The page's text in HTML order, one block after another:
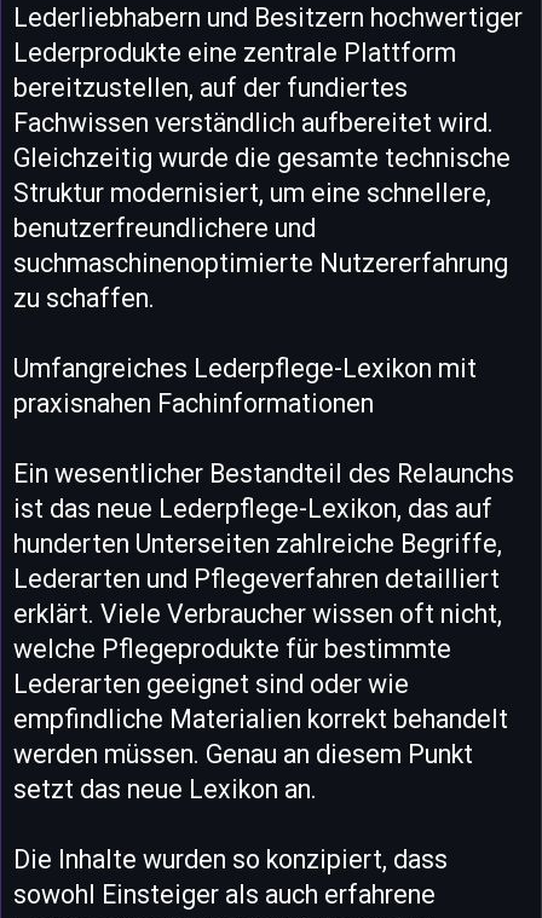
Lederliebhabern und Besitzern hochwertiger
Lederprodukte eine zentrale Plattform
bereitzustellen, auf der fundiertes
Fachwissen verständlich aufbereitet wird.
Gleichzeitig wurde die gesamte technische
Struktur modernisiert, um eine schnellere,
benutzerfreundlichere und
suchmaschinenoptimierte Nutzererfahrung
zu schaffen.
Umfangreiches Lederpflege-Lexikon mit
praxisnahen Fachinformationen
Ein wesentlicher Bestandteil des Relaunchs
ist das neue Lederpflege-Lexikon, das auf
hunderten Unterseiten zahlreiche Begriffe,
Lederarten und Pflegeverfahren detailliert
erklärt. Viele Verbraucher wissen oft nicht,
welche Pflegeprodukte für bestimmte
Lederarten geeignet sind oder wie
empfindliche Materialien korrekt behandelt
werden müssen. Genau an diesem Punkt
setzt das neue Lexikon an.
Die Inhalte wurden so konzipiert, dass
sowohl Einsteiger als auch erfahrene